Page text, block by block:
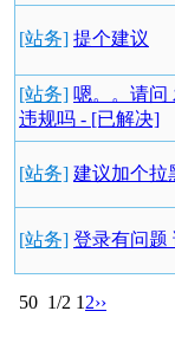
[站务] 提个建议
[站务] 嗯。。请问
违规吗 - [已解决]
[站务] 建议加个拉
[站务] 登录有问题
50 1/2 1 2››